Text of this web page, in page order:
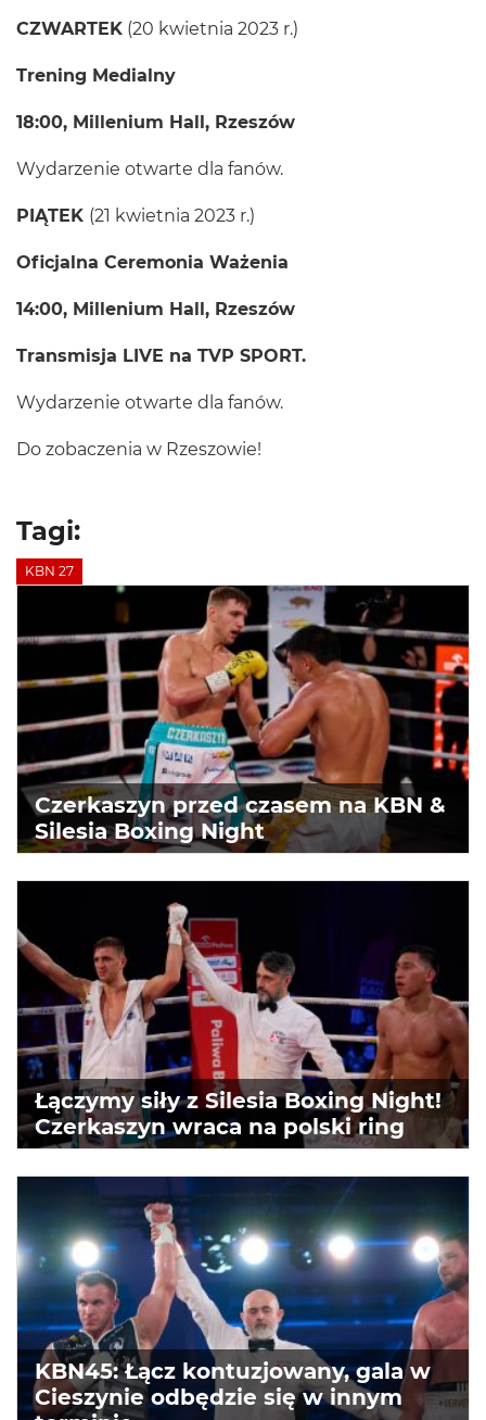
CZWARTEK (20 kwietnia 2023 r.)
Trening Medialny
18:00, Millenium Hall, Rzeszów
Wydarzenie otwarte dla fanów.
PIĄTEK (21 kwietnia 2023 r.)
Oficjalna Ceremonia Ważenia
14:00, Millenium Hall, Rzeszów
Transmisja LIVE na TVP SPORT.
Wydarzenie otwarte dla fanów.
Do zobaczenia w Rzeszowie!
Tagi:
KBN 27
Czerkaszyn przed czasem na KBN &
Silesia Boxing Night
Łączymy siły z Silesia Boxing Night!
Czerkaszyn wraca na polski ring
KBN45: Łącz kontuzjowany, gala w
Cieszynie odbędzie się w innym